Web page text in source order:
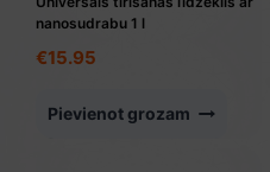
nanosudrabu 1 l
€15.95
Pievienot grozam